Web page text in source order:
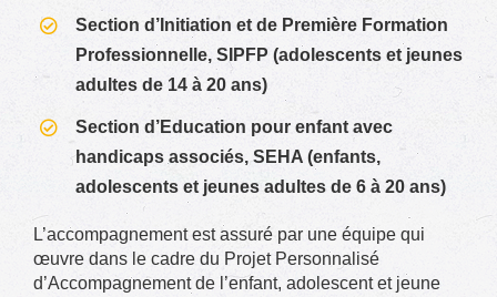
Section d’Initiation et de Première Formation
Professionnelle, SIPFP (adolescents et jeunes
adultes de 14 à 20 ans)
Section d’Education pour enfant avec
handicaps associés, SEHA (enfants,
adolescents et jeunes adultes de 6 à 20 ans)
L’accompagnement est assuré par une équipe qui
œuvre dans le cadre du Projet Personnalisé
d’Accompagnement de l’enfant, adolescent et jeune